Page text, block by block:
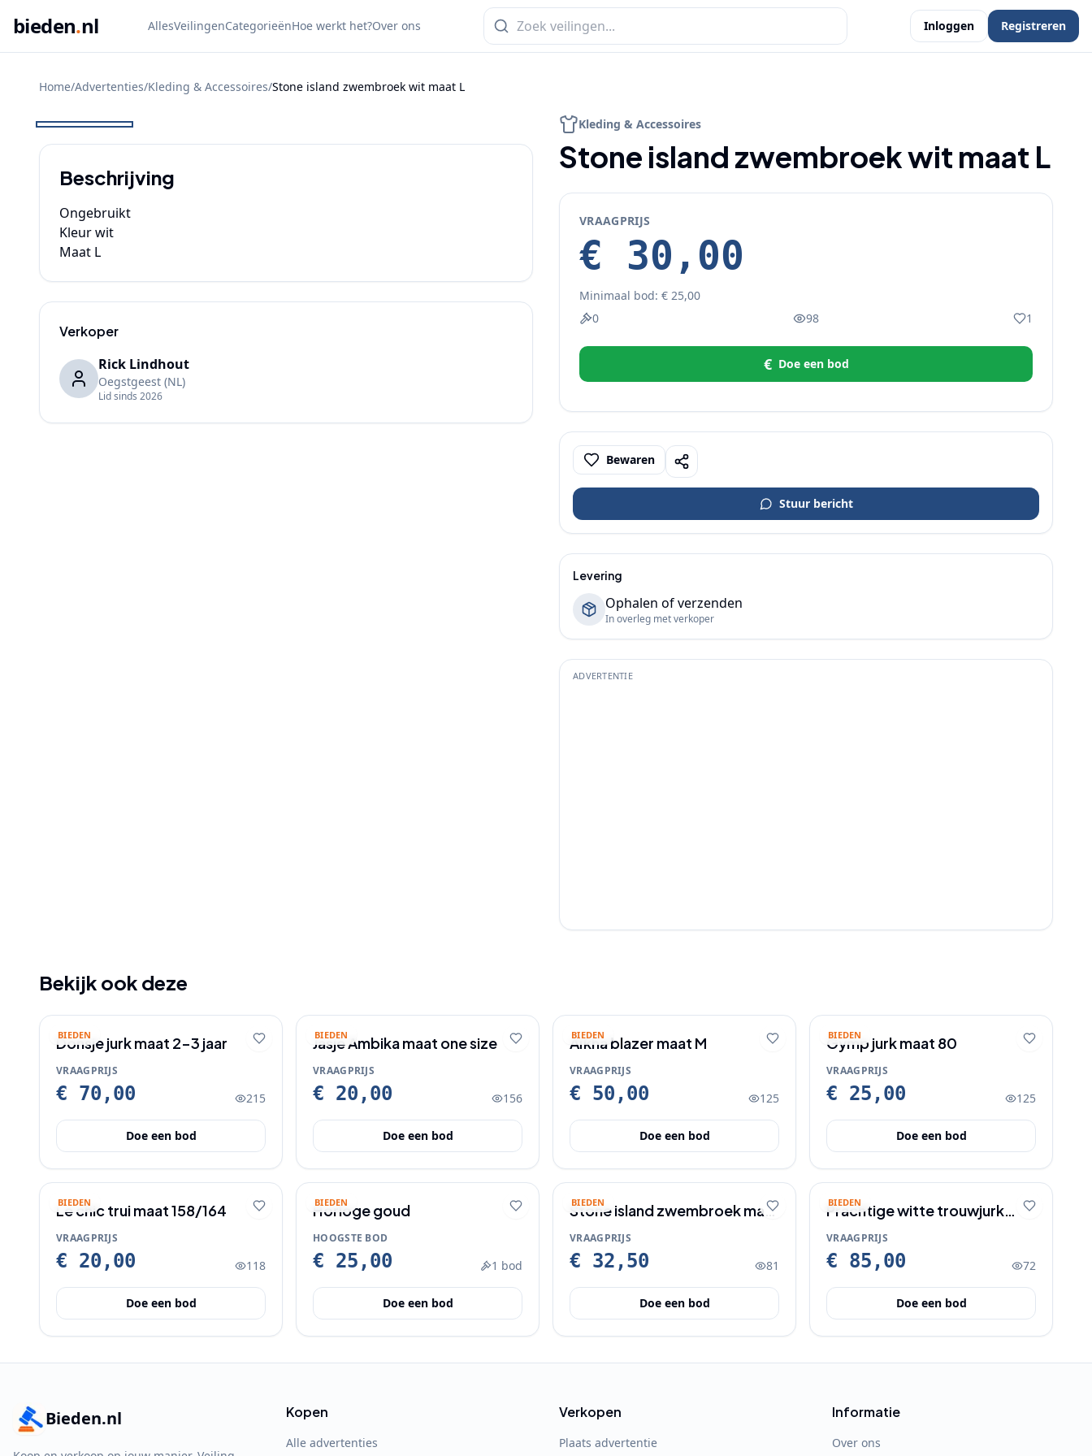
bieden.nl AllesVeilingenCategorieënHoe werkt het?Over ons Inloggen Registreren
Home/Advertenties/Kleding & Accessoires/Stone island zwembroek wit maat L
Beschrijving
Ongebruikt
Kleur wit
Maat L
Verkoper
Rick Lindhout
Oegstgeest (NL)
Lid sinds 2026
Kleding & Accessoires
Stone island zwembroek wit maat L
VRAAGPRIJS
€ 30,00
Minimaal bod: € 25,00
0
98 1
€ Doe een bod
Bewaren
Stuur bericht
Levering
Ophalen of verzenden
In overleg met verkoper
ADVERTENTIE
Bekijk ook deze
BIEDEN
Donsje jurk maat 2-3 jaar
VRAAGPRIJS
€ 70,00 215
Doe een bod
BIEDEN
Jasje Ambika maat one size
VRAAGPRIJS
€ 20,00 156
Doe een bod
BIEDEN
Aïkha blazer maat M
VRAAGPRIJS
€ 50,00 125
Doe een bod
BIEDEN
Gymp jurk maat 80
VRAAGPRIJS
€ 25,00 125
Doe een bod
BIEDEN
Le chic trui maat 158/164
VRAAGPRIJS
€ 20,00 118
Doe een bod
BIEDEN
Horloge goud
HOOGSTE BOD
€ 25,00 1 bod
Doe een bod
BIEDEN
Stone island zwembroek maat
L
VRAAGPRIJS
€ 32,50 81
Doe een bod
BIEDEN
Prachtige witte trouwjurk
aangeboden!
VRAAGPRIJS
€ 85,00 72
Doe een bod
Bieden.nl Kopen
Alle advertenties
Verkopen
Plaats advertentie
Informatie
Over ons